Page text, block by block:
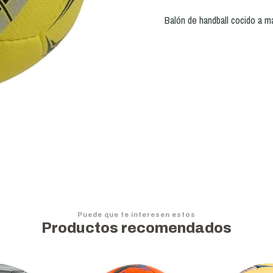
Balón de handball cocido a
Puede que te interesen estos
Productos recomendados